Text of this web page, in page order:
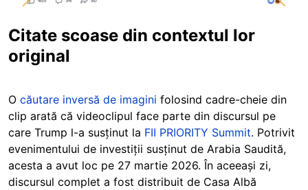
Citate scoase din contextul lor
original
O căutare inversă de imagini folosind cadre-cheie din
clip arată că videoclipul face parte din discursul pe
care Trump l-a susținut la FII PRIORITY Summit. Potrivit
evenimentului de investiții susținut de Arabia Saudită,
acesta a avut loc pe 27 martie 2026. În aceeași zi,
discursul complet a fost distribuit de Casa Albă